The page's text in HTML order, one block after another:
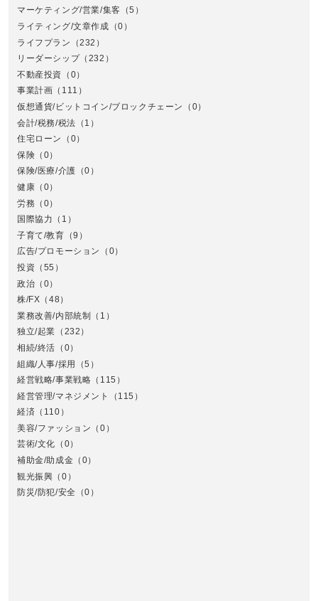
マーケティング/営業/集客 （5）
ライティング/文章作成 （0）
ライフプラン
（232）
リーダーシップ（232）
不動産投資 （0）
事業計画 （111）
仮想通貨/ビットコイン/ブロックチェーン
（0）
会計/税務/税法 （1）
住宅ローン
（0）
保険 （0）
保険/医療/介護 （0）
健康 （0）
労務 （0）
国際協力 （1）
子育て/教育 （9）
広告/プロモーション
（0）
投資 （55）
政治 （0）
株/FX （48）
業務改善/内部統制 （1）
独立/起業 （232）
相続/終活 （0）
組織/人事/採用
（5）
経営戦略/事業戦略 （115）
経営管理/マネジメント
（115）
経済 （110）
美容/ファッション （0）
芸術/文化 （0）
補助金/助成金 （0）
観光振興 （0）
防災/防犯/安全
（0）